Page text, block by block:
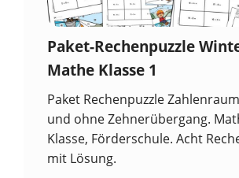
Paket-Rechenpuzzle
Mathe Klasse 1
Paket Rechenpuzzle
und ohne Zehnerübergang.
Klasse, Förderschule. Acht
mit Lösung.